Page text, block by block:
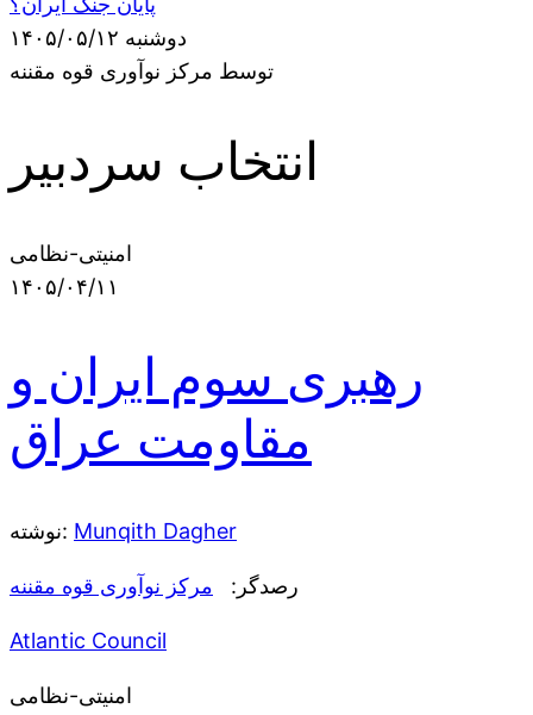
دوشنبه ۱۴۰۵/۰۵/۱۲
توسط مرکز نوآوری قوه مقننه
انتخاب سردبیر
امنیتی-نظامی
۱۴۰۵/۰۴/۱۱
رهبری سوم ایران و
مقاومت عراق
نوشته: Munqith Dagher
رصدگر: مرکز نوآوری قوه مقننه
Atlantic Council
امنیتی-نظامی